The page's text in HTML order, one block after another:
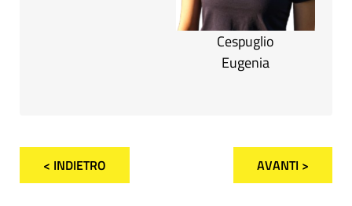
Cespuglio
Eugenia
< INDIETRO AVANTI >